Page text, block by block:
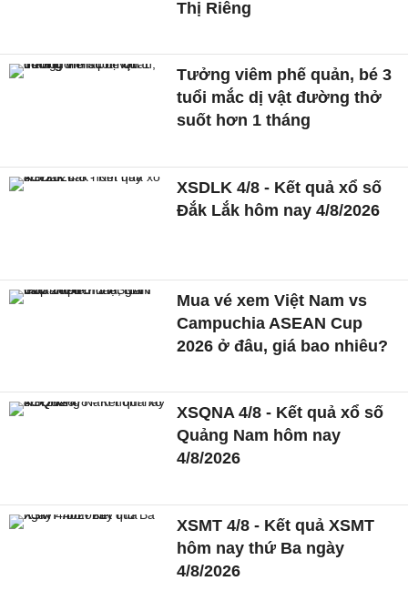
Thị Riêng
Tưởng viêm phế quản, bé 3
tuổi mắc dị vật đường thở
suốt hơn 1 tháng
XSDLK 4/8 - Kết quả xổ số
Đắk Lắk hôm nay 4/8/2026
Mua vé xem Việt Nam vs
Campuchia ASEAN Cup
2026 ở đâu, giá bao nhiêu?
XSQNA 4/8 - Kết quả xổ số
Quảng Nam hôm nay
4/8/2026
XSMT 4/8 - Kết quả XSMT
hôm nay thứ Ba ngày
4/8/2026